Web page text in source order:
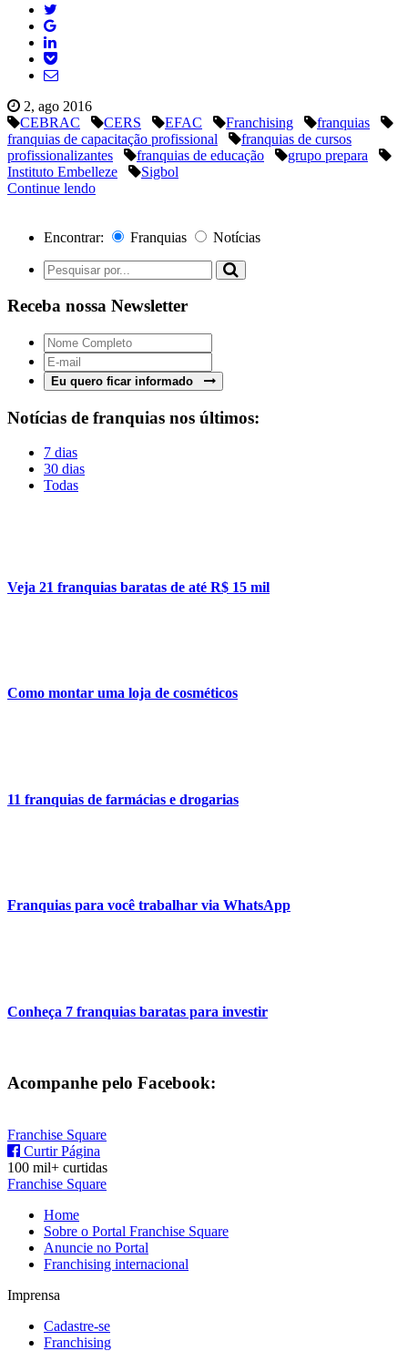
2, ago 2016
CEBRAC
CERS EFAC Franchising
franquias
franquias de capacitação profissional
franquias de cursos
profissionalizantes
franquias de educação
grupo prepara
Instituto Embelleze
Sigbol
Continue lendo
Encontrar: Franquias Notícias
Receba nossa Newsletter
Eu quero ficar informado
Notícias de franquias nos últimos:
7 dias
30 dias
Todas
Veja 21 franquias baratas de até R$ 15 mil
Como montar uma loja de cosméticos
11 franquias de farmácias e drogarias
Franquias para você trabalhar via WhatsApp
Conheça 7 franquias baratas para investir
Acompanhe pelo Facebook:
Franchise Square
Curtir Página
100 mil+ curtidas
Franchise Square
Home
Sobre o Portal Franchise Square
Anuncie no Portal
Franchising internacional
Imprensa
Cadastre-se
Franchising